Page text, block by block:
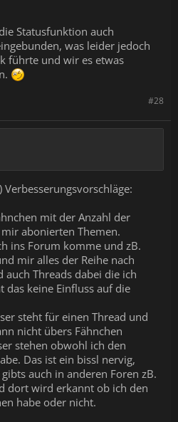
Statusfunktion auch
was leider jedoch
führte und wir es etwas
#28
mit der Anzahl der
abonierten Themen.
ins Forum komme und zB.
mir alles der Reihe nach
auch Threads dabei die ich
das keine Einfluss auf die
steht für einen Thread und
nicht übers Fähnchen
stehen obwohl ich den
Das ist ein bissl nervig,
auch in anderen Foren zB.
dort wird erkannt ob ich den
habe oder nicht.